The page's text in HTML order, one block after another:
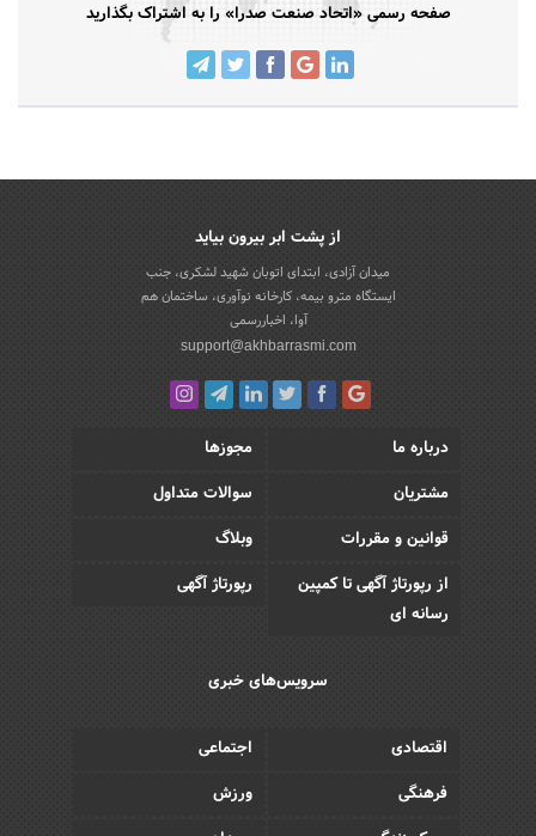
صفحه رسمی «اتحاد صنعت صدرا» را به اشتراک بگذارید
از پشت ابر بیرون بیاید
میدان آزادی، ابتدای اتوبان شهید لشکری، جنب
ایستگاه مترو بیمه، کارخانه نوآوری، ساختمان هم
آوا، اخباررسمی
support@akhbarrasmi.com
درباره ما
مجوزها
مشتریان
سوالات متداول
قوانین و مقررات
وبلاگ
از رپورتاژ آگهی تا کمپین
رسانه ای
رپورتاژ آگهی
سرویس‌های خبری
اقتصادی
اجتماعی
فرهنگی
ورزش